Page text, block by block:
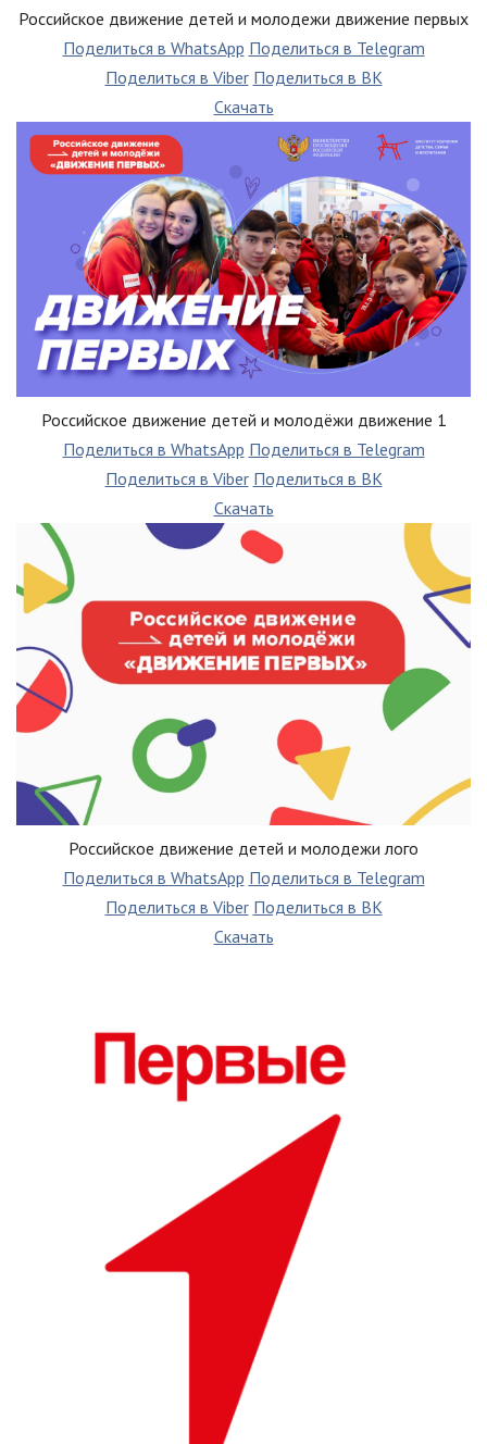
Российское движение детей и молодежи движение первых
Поделиться в WhatsApp Поделиться в Telegram
Поделиться в Viber Поделиться в ВК
Скачать
Российское движение детей и молодёжи движение 1
Поделиться в WhatsApp Поделиться в Telegram
Поделиться в Viber Поделиться в ВК
Скачать
Российское движение детей и молодежи лого
Поделиться в WhatsApp Поделиться в Telegram
Поделиться в Viber Поделиться в ВК
Скачать